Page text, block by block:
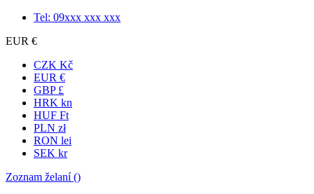
Tel: 09xxx xxx xxx
EUR €
CZK Kč
EUR €
GBP £
HRK kn
HUF Ft
PLN zł
RON lei
SEK kr
Zoznam želaní ()